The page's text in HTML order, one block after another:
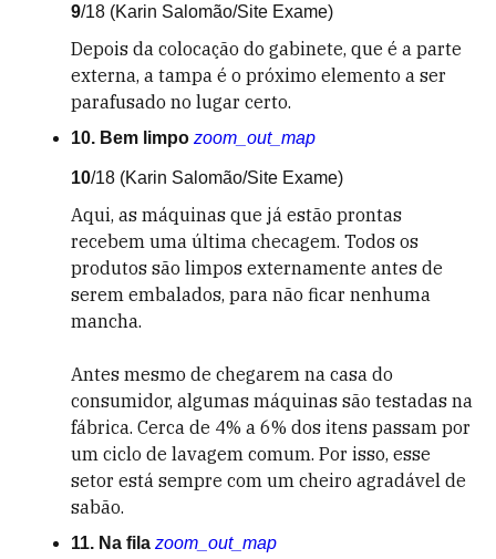
9/18 (Karin Salomão/Site Exame)
Depois da colocação do gabinete, que é a parte
externa, a tampa é o próximo elemento a ser
parafusado no lugar certo.
10. Bem limpo zoom_out_map
10/18 (Karin Salomão/Site Exame)
Aqui, as máquinas que já estão prontas
recebem uma última checagem. Todos os
produtos são limpos externamente antes de
serem embalados, para não ficar nenhuma
mancha.
Antes mesmo de chegarem na casa do
consumidor, algumas máquinas são testadas na
fábrica. Cerca de 4% a 6% dos itens passam por
um ciclo de lavagem comum. Por isso, esse
setor está sempre com um cheiro agradável de
sabão.
11. Na fila zoom_out_map